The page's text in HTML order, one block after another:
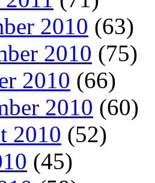
2010 (63)
2010 (75)
2010 (66)
2010 (60)
2010 (52)
(45)